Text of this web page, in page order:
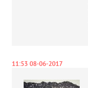
11:53 08-06-2017